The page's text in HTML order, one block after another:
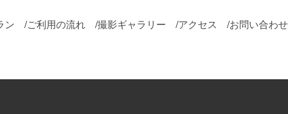
ン /ご利用の流れ /撮影ギャラリー /アクセス /お問い合わせ